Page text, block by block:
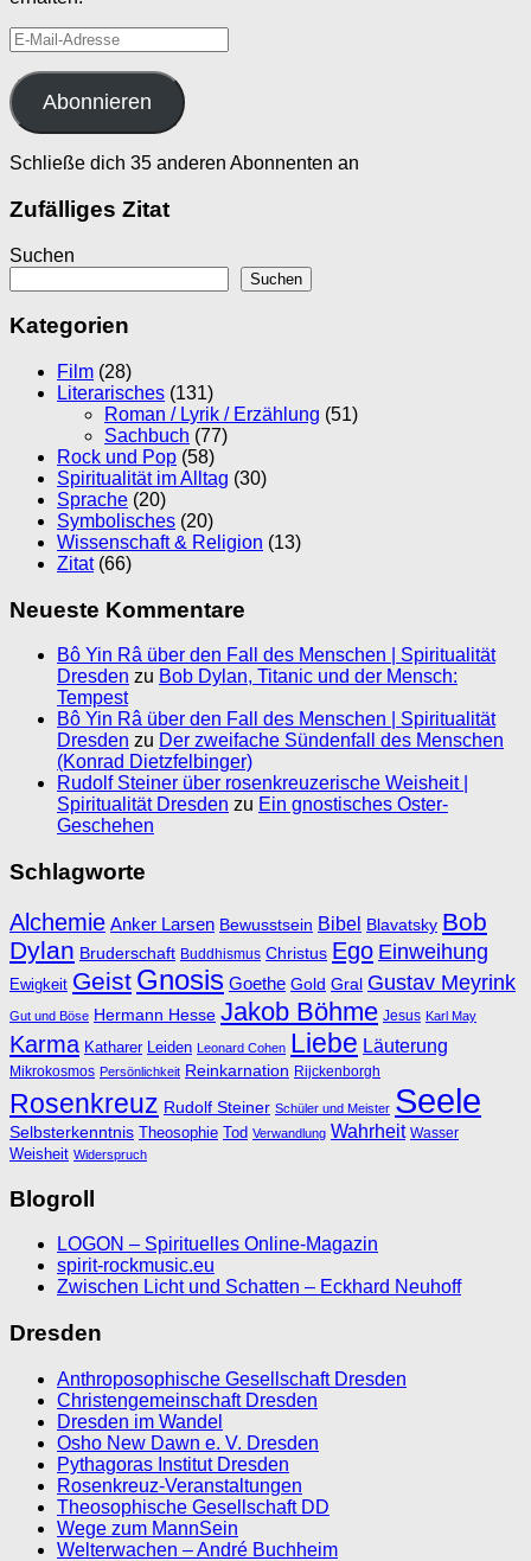
E-
Mail-
Adresse
Abonnieren
Schließe dich 35 anderen Abonnenten an
Zufälliges Zitat
Suchen
Suchen
Kategorien
Film (28)
Literarisches (131)
Roman / Lyrik / Erzählung (51)
Sachbuch (77)
Rock und Pop (58)
Spiritualität im Alltag (30)
Sprache (20)
Symbolisches (20)
Wissenschaft & Religion (13)
Zitat(66)
Neueste Kommentare
Bô Yin Râ über den Fall des Menschen | Spiritualität
Dresden zu Bob Dylan, Titanic und der Mensch:
Tempest
Bô Yin Râ über den Fall des Menschen | Spiritualität
Dresden zu Der zweifache Sündenfall des Menschen
(Konrad Dietzfelbinger)
Rudolf Steiner über rosenkreuzerische Weisheit |
Spiritualität Dresden zu Ein gnostisches Oster-
Geschehen
Schlagworte
Alchemie Anker Larsen Bewusstsein Bibel Blavatsky Bob
Dylan Bruderschaft Buddhismus Christus Ego Einweihung
Ewigkeit Geist Gnosis Goethe Gold Gral Gustav Meyrink
Gut und Böse Hermann Hesse Jakob Böhme Jesus Karl May
Karma Katharer Leiden Leonard Cohen Liebe Läuterung
Mikrokosmos Persönlichkeit Reinkarnation Rijckenborgh
Rosenkreuz Rudolf Steiner Schüler und Meister Seele
Selbsterkenntnis Theosophie Tod Verwandlung Wahrheit Wasser
Weisheit Widerspruch
Blogroll
LOGON – Spirituelles Online-Magazin
spirit-rockmusic.eu
Zwischen Licht und Schatten – Eckhard Neuhoff
Dresden
Anthroposophische Gesellschaft Dresden
Christengemeinschaft Dresden
Dresden im Wandel
Osho New Dawn e. V. Dresden
Pythagoras Institut Dresden
Rosenkreuz-Veranstaltungen
Theosophische Gesellschaft DD
Wege zum MannSein
Welterwachen – André Buchheim